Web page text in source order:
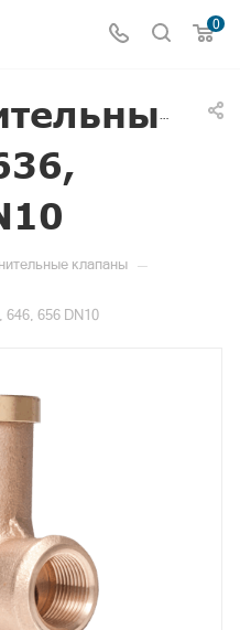
0
клапаны —
646, 656 DN10